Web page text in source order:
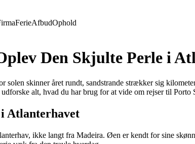
FerieAfbudOphold
Den Skjulte Perle i
solen skinner året rundt, sandstrande strækker sig
alt, hvad du har brug for at vide om rejser til
Atlanterhavet
ikke langt fra Madeira. Øen er kendt for sine